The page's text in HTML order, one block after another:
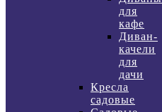
для
кафе
Диван-
качели
для
дачи
Кресла
садовые